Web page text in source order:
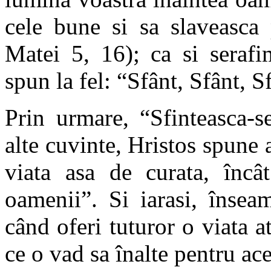
cele bune si sa
Matei 5, 16); ca si
spun la fel: “Sfânt, Sfânt,
Prin urmare, “Sfinteasca-
alte cuvinte, Hristos spune
viata asa de curata,
oamenii”. Si iarasi,
când oferi tuturor o viata
ce o vad sa înalte pentru